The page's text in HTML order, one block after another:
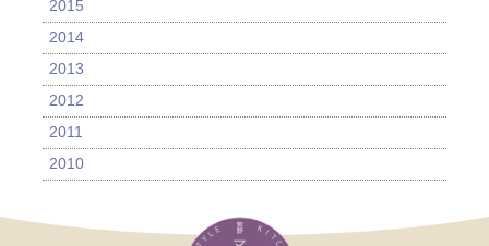
2015
2014
2013
2012
2011
2010